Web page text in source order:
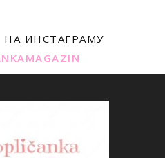
НА ИНСТАГРАМУ